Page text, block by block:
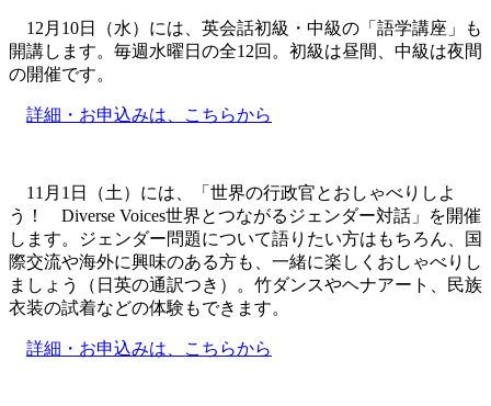
12月10日（水）には、英会話初級・中級の「語学講座」も
開講します。毎週水曜日の全12回。初級は昼間、中級は夜間
の開催です。
詳細・お申込みは、こちらから
11月1日（土）には、「世界の行政官とおしゃべりしよ
う！ Diverse Voices世界とつながるジェンダー対話」を開催
します。ジェンダー問題について語りたい方はもちろん、国
際交流や海外に興味のある方も、一緒に楽しくおしゃべりし
ましょう（日英の通訳つき）。竹ダンスやヘナアート、民族
衣装の試着などの体験もできます。
詳細・お申込みは、こちらから